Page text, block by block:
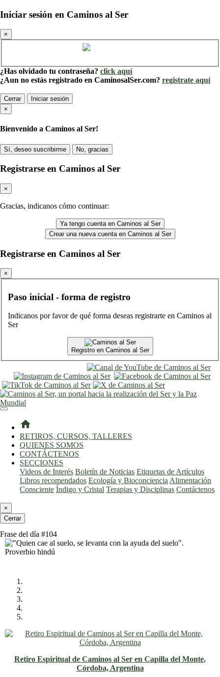
Iniciar sesión en Caminos al Ser
×
¿Has olvidado tu contraseña? click aquí
¿Aun no estás registrado en CaminosalSer.com? registrate aquí
Cerrar
Iniciar sesión
×
Bienvenido a Caminos al Ser!
Sí, deseo suscribirme No, gracias
Registrarse en Caminos al Ser
×
Gracias, indicanos cómo continuar:
Ya tengo cuenta en Caminos al Ser
Crear una nueva cuenta en Caminos al Ser
Registrarse en Caminos al Ser
×
Paso inicial - forma de registro
Indicanos por favor de qué forma deseas registrarte en Caminos al
Ser
Registro en Caminos al Ser
home
RETIROS, CURSOS, TALLERES
QUIENES SOMOS
CONTÁCTENOS
SECCIONES
Videos de Interés Boletín de Noticias Etiquetas de Artículos
Libros recomendados Ecología y Bioconciencia Alimentación
Consciente Índigo y Cristal Terapias y Disciplinas Contáctenos
×
Cerrar
Frase del día #104
Retiro Espiritual de Caminos al Ser en Capilla del Monte,
Córdoba, Argentina